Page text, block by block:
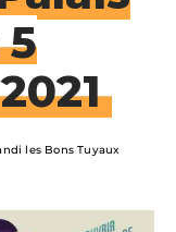
les Bons Tuyaux